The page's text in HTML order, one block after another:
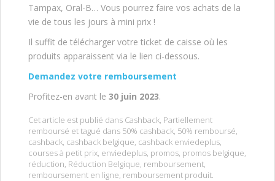
Tampax, Oral-B… Vous pourrez faire vos achats de la
vie de tous les jours à mini prix !
Il suffit de télécharger votre ticket de caisse où les
produits apparaissent via le lien ci-dessous.
Demandez votre remboursement
Profitez-en avant le 30 juin 2023.
Cet article est publié dans Cashback, Partiellement
remboursé et tagué dans 50% cashback, 50% remboursé,
cashback, cashback belgique, cashback enviedeplus,
courses à petit prix, enviedeplus, promos, promos belgique,
réduction, Réduction Belgique, remboursement,
remboursement en ligne, remboursement produit.